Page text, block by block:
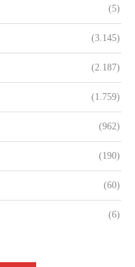
(5)
(3.145)
(2.187)
(1.759)
(962)
(190)
(60)
(6)